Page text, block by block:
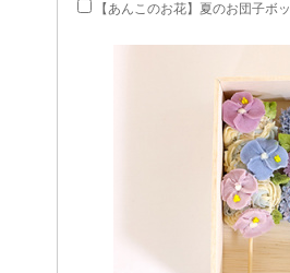
【あんこのお花】夏のお団子ボ